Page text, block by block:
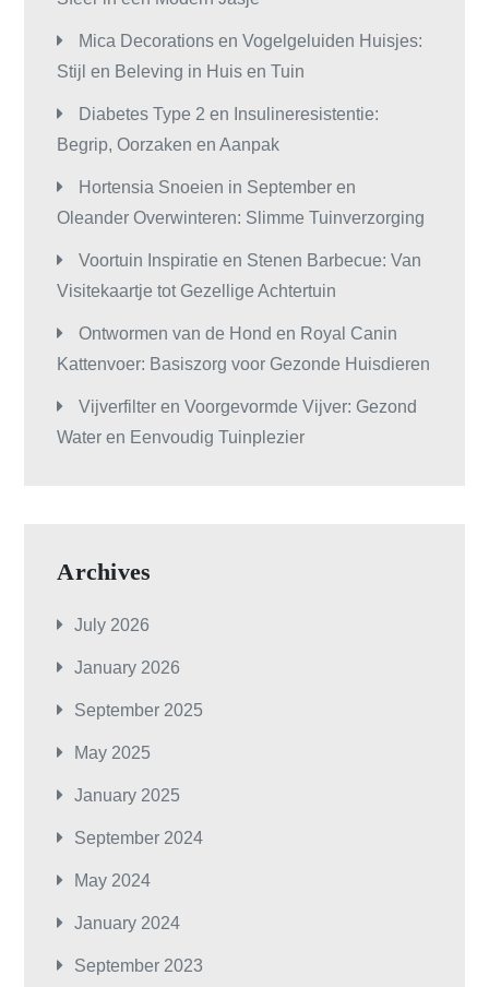
Mica Decorations en Vogelgeluiden Huisjes:
Stijl en Beleving in Huis en Tuin
Diabetes Type 2 en Insulineresistentie:
Begrip, Oorzaken en Aanpak
Hortensia Snoeien in September en
Oleander Overwinteren: Slimme Tuinverzorging
Voortuin Inspiratie en Stenen Barbecue: Van
Visitekaartje tot Gezellige Achtertuin
Ontwormen van de Hond en Royal Canin
Kattenvoer: Basiszorg voor Gezonde Huisdieren
Vijverfilter en Voorgevormde Vijver: Gezond
Water en Eenvoudig Tuinplezier
Archives
July 2026
January 2026
September 2025
May 2025
January 2025
September 2024
May 2024
January 2024
September 2023